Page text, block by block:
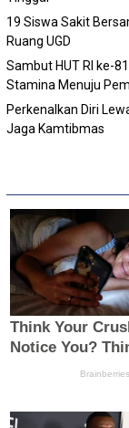
19 Siswa Sakit
Ruang UGD
Sambut HUT RI ke-
Stamina Menuju
Perkenalkan Diri
Jaga Kamtibmas